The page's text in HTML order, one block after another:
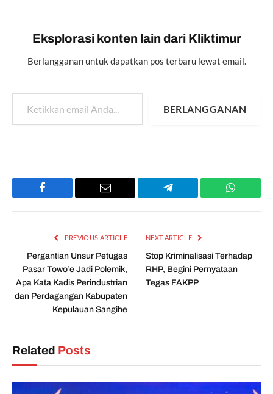
Eksplorasi konten lain dari Kliktimur
Berlangganan untuk dapatkan pos terbaru lewat email.
Ketikkan email Anda...
BERLANGGANAN
Facebook Email Telegram
PREVIOUS ARTICLE
Pergantian Unsur Petugas
Pasar Towo’e Jadi Polemik,
Apa Kata Kadis Perindustrian
dan Perdagangan Kabupaten
Kepulauan Sangihe
NEXT ARTICLE
Stop Kriminalisasi Terhadap
RHP, Begini Pernyataan
Tegas FAKPP
Related Posts